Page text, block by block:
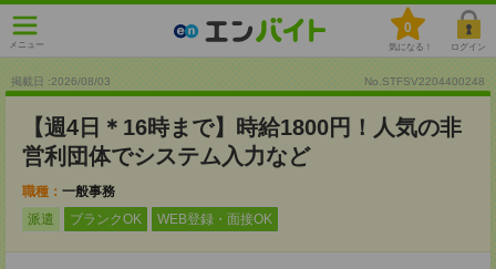
メニュー
0
気になる！ ログイン
掲載日 :2026/08/03 No.STFSV2204400248
【週4日＊16時まで】時給1800円！人気の非
営利団体でシステム入力など
職種： 一般事務
派遣
ブランクOK WEB登録・面接OK